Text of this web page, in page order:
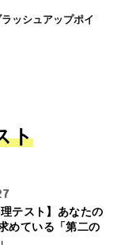
ッシュアップポイ
ト
理テスト】あなたの
めている「第二の